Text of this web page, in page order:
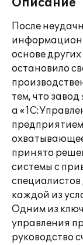
Описание
После
основе
остановило
тем, что
а
принято
системы с
каждой из
Одним из
управления
руководство